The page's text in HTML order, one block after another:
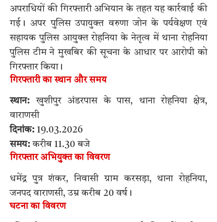
अपराधियों की गिरफ्तारी अभियान के तहत यह कार्रवाई की
गई। अपर पुलिस उपायुक्त वरुणा जोन के पर्यवेक्षण एवं
सहायक पुलिस आयुक्त रोहनिया के नेतृत्व में थाना रोहनिया
पुलिस टीम ने मुखबिर की सूचना के आधार पर आरोपी को
गिरफ्तार किया।
गिरफ्तारी का स्थान और समय
स्थान: खुशीपुर अंडरपास के पास, थाना रोहनिया क्षेत्र,
वाराणसी
दिनांक: 19.03.2026
समय: करीब 11.30 बजे
गिरफ्तार अभियुक्त का विवरण
धमेंद्र पुत्र शंकर, निवासी ग्राम करसड़ा, थाना रोहनिया,
जनपद वाराणसी, उम्र करीब 20 वर्ष।
घटना का विवरण